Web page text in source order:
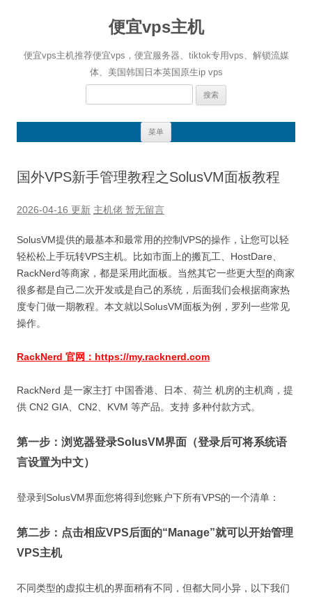
便宜vps主机
便宜vps主机推荐便宜vps，便宜服务器、tiktok专用vps、解锁流媒
体、美国韩国日本英国原生ip vps
搜
菜单
国外VPS新手管理教程之SolusVM面板教程
2026-04-16 更新 主机佬 暂无留言
SolusVM提供的最基本和最常用的控制VPS的操作，让您可以轻
轻松松上手玩转VPS主机。比如市面上的搬瓦工、HostDare、
RackNerd等商家，都是采用此面板。当然其它一些更大型的商家
很多都是自己二次开发或是自己的系统，后面我们会根据商家热
度专门做一期教程。本文就以SolusVM面板为例，罗列一些常见
操作。
RackNerd 官网：https://my.racknerd.com
RackNerd 是一家主打 中国香港、日本、荷兰 机房的主机商，提
供 CN2 GIA、CN2、KVM 等产品。支持 多种付款方式。
第一步：浏览器登录SolusVM界面（登录后可将系统语
言设置为中文）
登录到SolusVM界面您将得到您账户下所有VPS的一个清单：
第二步：点击相应VPS后面的“Manage”就可以开始管理
VPS主机
不同类型的虚拟主机的界面稍有不同，但都大同小异，以下我们